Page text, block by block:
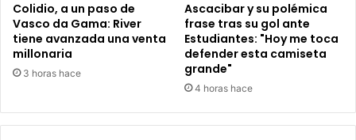
Colidio, a un paso de
Vasco da Gama: River
tiene avanzada una venta
millonaria
3 horas hace
Ascacibar y su polémica
frase tras su gol ante
Estudiantes: "Hoy me toca
defender esta camiseta
grande"
4 horas hace